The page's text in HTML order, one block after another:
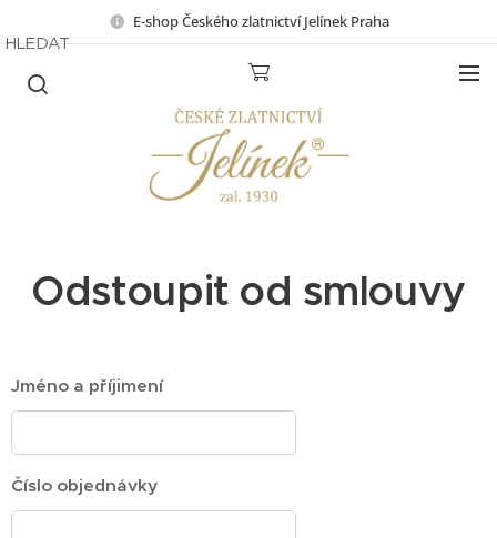
E-shop Českého zlatnictví Jelínek Praha
HLEDAT
Odstoupit od smlouvy
Jméno a příjimení
Číslo objednávky